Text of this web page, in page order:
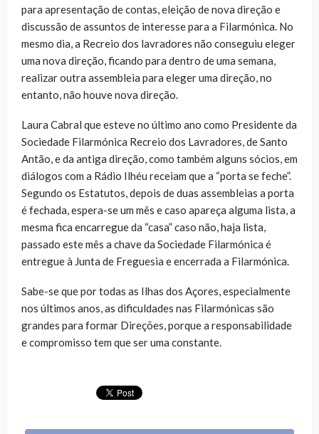
para apresentação de contas, eleição de nova direção e
discussão de assuntos de interesse para a Filarmónica. No
mesmo dia, a Recreio dos lavradores não conseguiu eleger
uma nova direção, ficando para dentro de uma semana,
realizar outra assembleia para eleger uma direção, no
entanto, não houve nova direção.
Laura Cabral que esteve no último ano como Presidente da
Sociedade Filarmónica Recreio dos Lavradores, de Santo
Antão, e da antiga direção, como também alguns sócios, em
diálogos com a Rádio Ilhéu receiam que a “porta se feche”.
Segundo os Estatutos, depois de duas assembleias a porta
é fechada, espera-se um mês e caso apareça alguma lista, a
mesma fica encarregue da “casa” caso não, haja lista,
passado este mês a chave da Sociedade Filarmónica é
entregue à Junta de Freguesia e encerrada a Filarmónica.
Sabe-se que por todas as Ilhas dos Açores, especialmente
nos últimos anos, as dificuldades nas Filarmónicas são
grandes para formar Direções, porque a responsabilidade
e compromisso tem que ser uma constante.